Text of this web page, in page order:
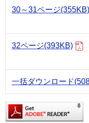
30～31ページ(355KB)
32ページ(393KB)
一括ダウンロード